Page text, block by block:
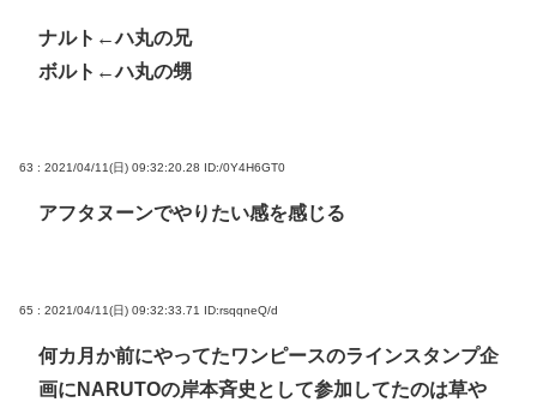
ナルト←ハ丸の兄
ボルト←ハ丸の甥
63 : 2021/04/11(日) 09:32:20.28 ID:/0Y4H6GT0
アフタヌーンでやりたい感を感じる
65 : 2021/04/11(日) 09:32:33.71 ID:rsqqneQ/d
何カ月か前にやってたワンピースのラインスタンプ企
画にNARUTOの岸本斉史として参加してたのは草や